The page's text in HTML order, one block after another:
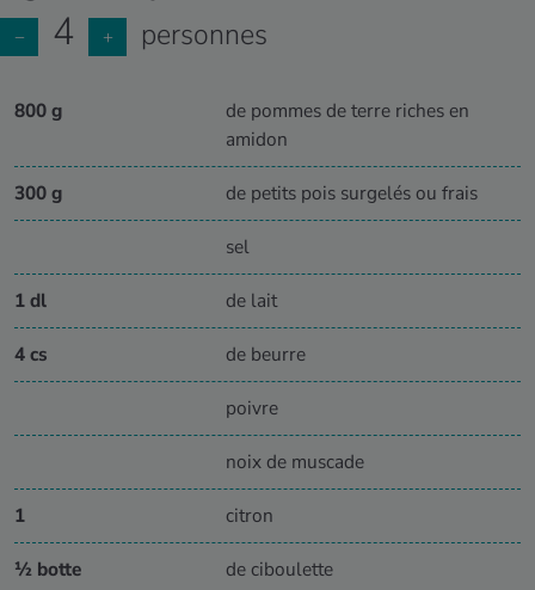
− 4 + personnes
800 g
de pommes de terre riches en
amidon
300 g de petits pois surgelés ou frais
sel
1 dl de lait
4 cs de beurre
poivre
noix de muscade
1 citron
½ botte de ciboulette